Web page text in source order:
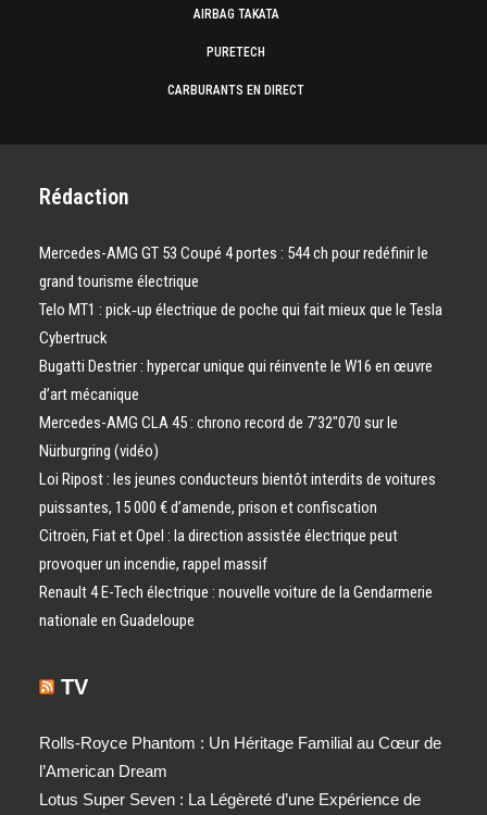
AIRBAG TAKATA
PURETECH
CARBURANTS EN DIRECT
Rédaction
Mercedes-AMG GT 53 Coupé 4 portes : 544 ch pour redéfinir le
grand tourisme électrique
Telo MT1 : pick‑up électrique de poche qui fait mieux que le Tesla
Cybertruck
Bugatti Destrier : hypercar unique qui réinvente le W16 en œuvre
d’art mécanique
Mercedes-AMG CLA 45 : chrono record de 7’32″070 sur le
Nürburgring (vidéo)
Loi Ripost : les jeunes conducteurs bientôt interdits de voitures
puissantes, 15 000 € d’amende, prison et confiscation
Citroën, Fiat et Opel : la direction assistée électrique peut
provoquer un incendie, rappel massif
Renault 4 E-Tech électrique : nouvelle voiture de la Gendarmerie
nationale en Guadeloupe
TV
Rolls-Royce Phantom : Un Héritage Familial au Cœur de
l’American Dream
Lotus Super Seven : La Légèreté d’une Expérience de